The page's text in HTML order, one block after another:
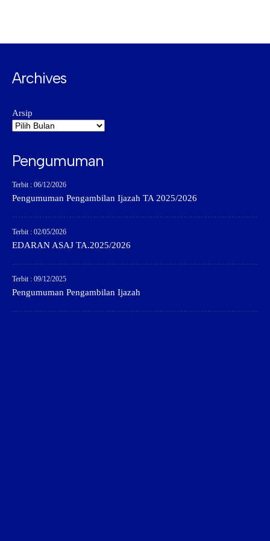
Archives
Arsip
Pengumuman
Terbit : 06/12/2026
Pengumuman Pengambilan Ijazah TA 2025/2026
Terbit : 02/05/2026
EDARAN ASAJ TA.2025/2026
Terbit : 09/12/2025
Pengumuman Pengambilan Ijazah